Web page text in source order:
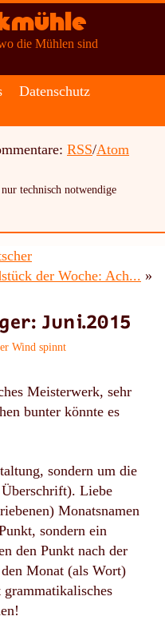
die Mühlen sind
Datenschutz
RSS/Atom
technisch notwendige
der Woche: Ach... »
Juni.2015
Wind spinnt
Meisterwerk, sehr
bunter könnte es
sondern um die
Überschrift). Liebe
Monatsnamen
sondern ein
den Punkt nach der
den Monat (als Wort)
grammatikalisches